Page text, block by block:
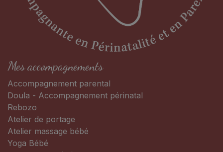
Mes accompagnements
Accompagnement parental
Doula - Accompagnement périnatal
Rebozo
Atelier de portage
Atelier massage bébé
Yoga Bébé